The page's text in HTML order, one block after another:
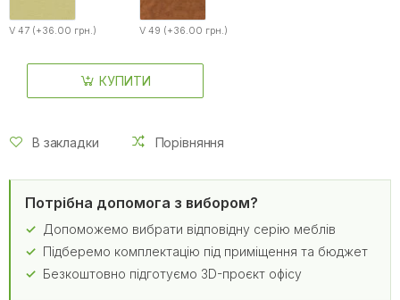
V 47 (+36.00 грн.) V 49 (+36.00 грн.)
КУПИТИ
В закладки Порівняння
Потрібна допомога з вибором?
Допоможемо вибрати відповідну серію меблів
Підберемо комплектацію під приміщення та бюджет
Безкоштовно підготуємо 3D-проєкт офісу